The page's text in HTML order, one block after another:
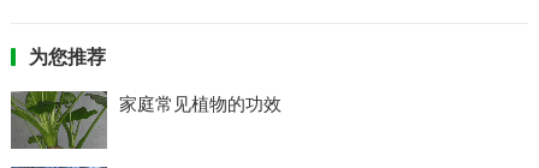
为您推荐
家庭常见植物的功效